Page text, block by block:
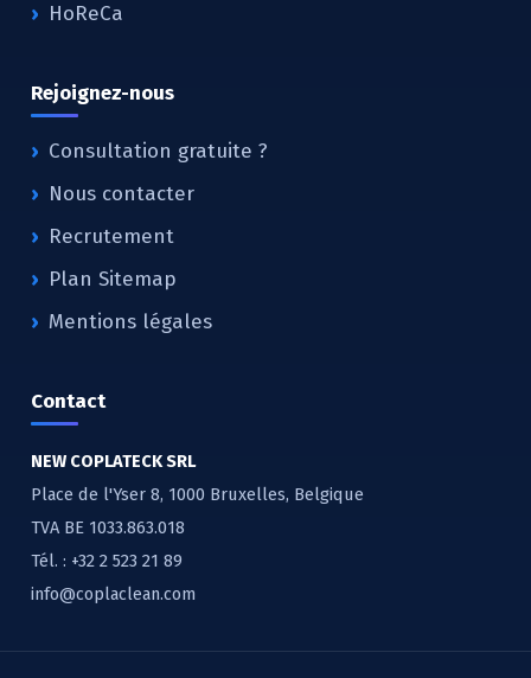
HoReCa
Rejoignez-nous
Consultation gratuite ?
Nous contacter
Recrutement
Plan Sitemap
Mentions légales
Contact
NEW COPLATECK SRL
Place de l'Yser 8, 1000 Bruxelles, Belgique
TVA BE 1033.863.018
Tél. : +32 2 523 21 89
info@coplaclean.com